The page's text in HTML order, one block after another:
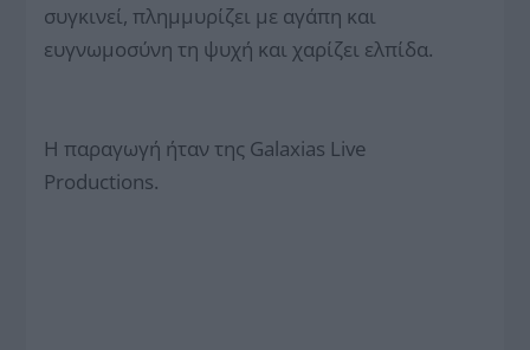
συγκινεί, πλημμυρίζει με αγάπη και
ευγνωμοσύνη τη ψυχή και χαρίζει ελπίδα.
Η παραγωγή ήταν της Galaxias Live
Productions.